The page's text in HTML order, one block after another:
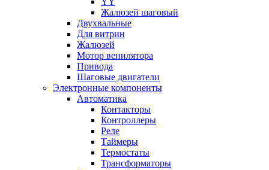
Жалюзей шаговый
Двухвальные
Для витрин
Жалюзей
Мотор венилятора
Привода
Шаговые двигатели
Электронные компоненты
Автоматика
Контакторы
Контроллеры
Реле
Таймеры
Термостаты
Трансформаторы